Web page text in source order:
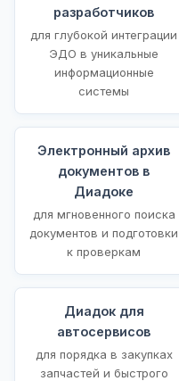
разработчиков
для глубокой интеграции
ЭДО в уникальные
информационные
системы
Электронный архив
документов в
Диадоке
для мгновенного поиска
документов и подготовки
к проверкам
Диадок для
автосервисов
для порядка в закупках
запчастей и быстрого